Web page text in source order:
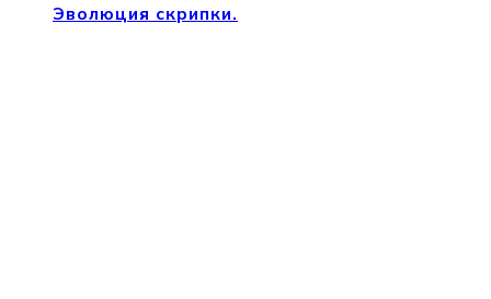
Эволюция скрипки.